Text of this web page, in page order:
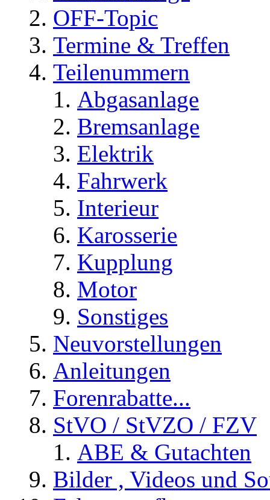
OFF-Topic
Termine & Treffen
Teilenummern
Abgasanlage
Bremsanlage
Elektrik
Fahrwerk
Interieur
Karosserie
Kupplung
Motor
Sonstiges
Neuvorstellungen
Anleitungen
Forenrabatte...
StVO / StVZO / FZV
ABE & Gutachten
Bilder , Videos und